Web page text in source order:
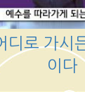
디로 가시
이다